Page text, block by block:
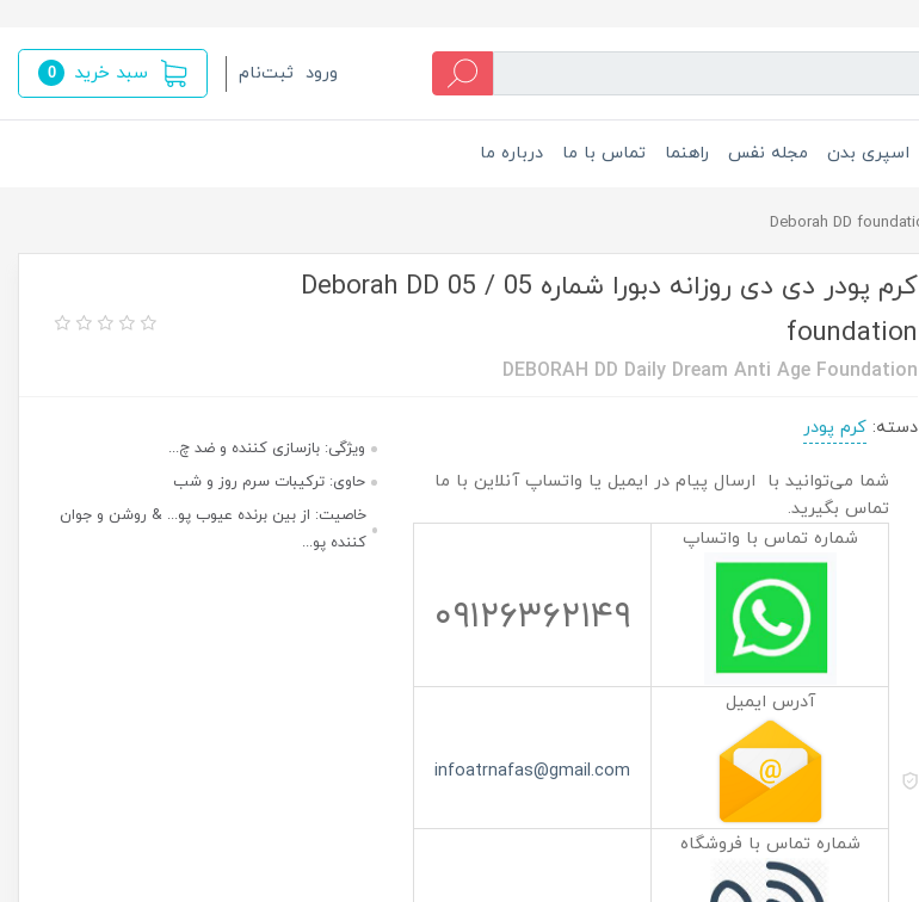
ورود ثبت‌نام سبد خرید 0
اسپری بدن مجله نفس راهنما تماس با ما درباره ما
کرم پودر دی دی روزانه دبورا شماره 05 / 05 Deborah DD
foundation
DEBORAH DD Daily Dream Anti Age Foundation
دسته:کرم پودر
شما می‌توانید با ارسال پیام در ایمیل یا واتساپ آنلاین با ما
تماس بگیرید.
شماره تماس با واتساپ
۰۹۱۲۶۳۶۲۱۴۹
آدرس ایمیل
infoatrnafas@gmail.com
شماره تماس با فروشگاه
ویژگی: بازسازی کننده و ضد چ...
حاوی: ترکیبات سرم روز و شب
خاصیت: از بین برنده عیوب پو... & روشن و جوان
کننده پو...